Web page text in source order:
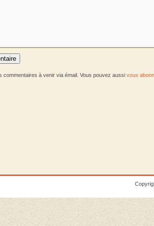
commentaires à venir via émail. Vous pouvez aussi vous